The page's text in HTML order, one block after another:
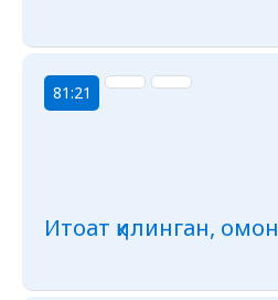
81:21
Итоат қилинган,